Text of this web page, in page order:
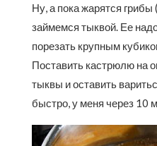
Ну, а пока жарятся
займемся тыквой. Ее
порезать крупным
Поставить кастрюлю на
тыквы и оставить
быстро, у меня через 10